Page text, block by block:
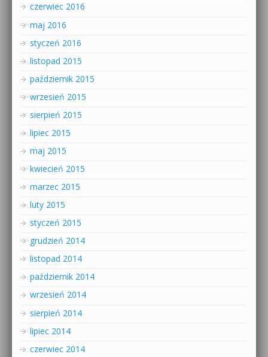
czerwiec 2016
maj 2016
styczeń 2016
listopad 2015
październik 2015
wrzesień 2015
sierpień 2015
lipiec 2015
maj 2015
kwiecień 2015
marzec 2015
luty 2015
styczeń 2015
grudzień 2014
listopad 2014
październik 2014
wrzesień 2014
sierpień 2014
lipiec 2014
czerwiec 2014